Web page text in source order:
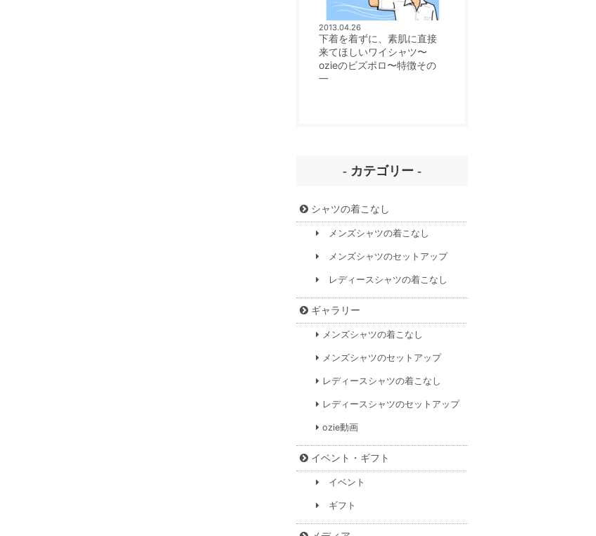
2013.04.26
下着を着ずに、素肌に直接
来てほしいワイシャツ〜
ozieのビズポロ〜特徴その
一
- カテゴリー -
シャツの着こなし
メンズシャツの着こなし
メンズシャツのセットアップ
レディースシャツの着こなし
ギャラリー
メンズシャツの着こなし
メンズシャツのセットアップ
レディースシャツの着こなし
レディースシャツのセットアップ
ozie動画
イベント・ギフト
イベント
ギフト